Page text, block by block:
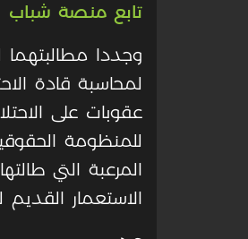
تابع منصة شباب
وجددا مطالبتهما
لمحاسبة قادة
عقوبات على
للمنظومة
المرعبة التي
الاستعمار القديم